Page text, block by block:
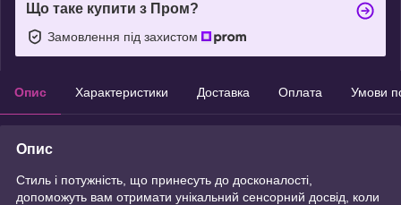
Що таке купити з Пром?
Замовлення під захистом
Опис Характеристики Доставка Оплата Умови
Опис
Стиль і потужність, що принесуть до досконалості,
допоможуть вам отримати унікальний сенсорний досвід, коли